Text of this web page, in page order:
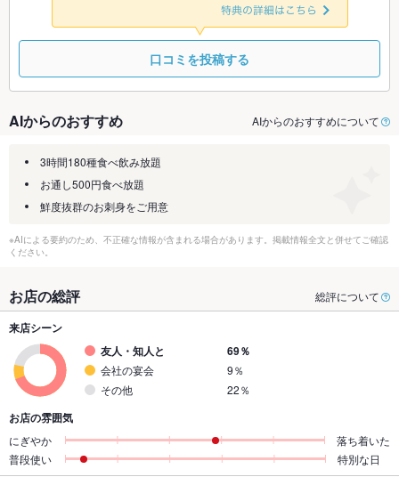
口コミを投稿する
AIからのおすすめ AIからのおすすめについて
3時間180種食べ飲み放題
お通し500円食べ放題
鮮度抜群のお刺身をご用意
※AIによる要約のため、不正確な情報が含まれる場合があります。掲載情報全文と併せてご確認
ください。
お店の総評 総評について
来店シーン
友人・知人と
69％
会社の宴会
9％
その他
22％
お店の雰囲気
にぎやか
落ち着いた
普段使い
特別な日